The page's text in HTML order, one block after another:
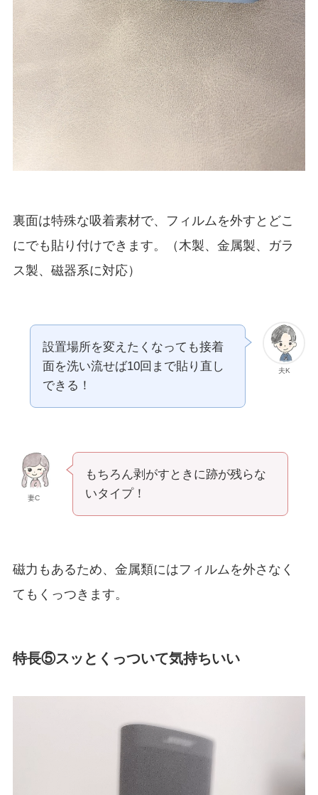
裏面は特殊な吸着素材で、フィルムを外すとどこ
にでも貼り付けできます。（木製、金属製、ガラ
ス製、磁器系に対応）
夫K
設置場所を変えたくなっても接着
面を洗い流せば10回まで貼り直し
できる！
妻C
もちろん剥がすときに跡が残らな
いタイプ！
磁力もあるため、金属類にはフィルムを外さなく
てもくっつきます。
特長⑤スッとくっついて気持ちいい